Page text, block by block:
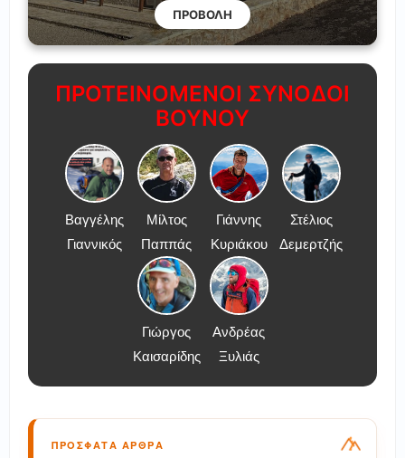
ΠΡΟΒΟΛΗ
ΠΡΟΤΕΙΝΟΜΕΝΟΙ ΣΥΝΟΔΟΙ
ΒΟΥΝΟΥ
Βαγγέλης
Γιαννικός
Μίλτος
Παππάς
Γιάννης
Κυριάκου
Στέλιος
Δεμερτζής
Γιώργος
Καισαρίδης
Ανδρέας
Ξυλιάς
ΠΡΟΣΦΑΤΑ ΑΡΘΡΑ